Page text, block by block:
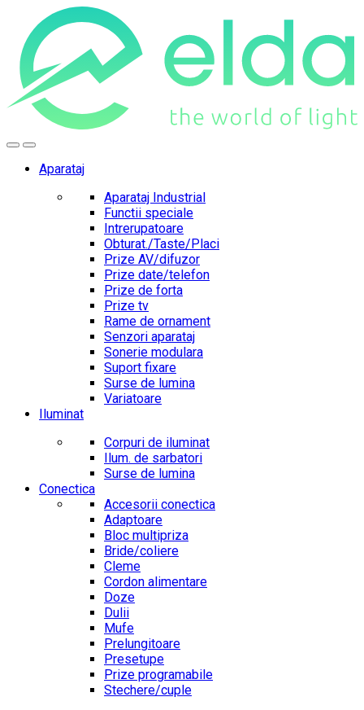
navigation
content
Aparataj
Aparataj Industrial
Functii speciale
Intrerupatoare
Obturat./Taste/Placi
Prize AV/difuzor
Prize date/telefon
Prize de forta
Prize tv
Rame de ornament
Senzori aparataj
Sonerie modulara
Suport fixare
Surse de lumina
Variatoare
Iluminat
Corpuri de iluminat
Ilum. de sarbatori
Surse de lumina
Conectica
Accesorii conectica
Adaptoare
Bloc multipriza
Bride/coliere
Cleme
Cordon alimentare
Doze
Dulii
Mufe
Prelungitoare
Presetupe
Prize programabile
Stechere/cuple